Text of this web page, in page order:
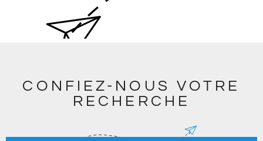
CONFIEZ-NOUS VOTRE
RECHERCHE